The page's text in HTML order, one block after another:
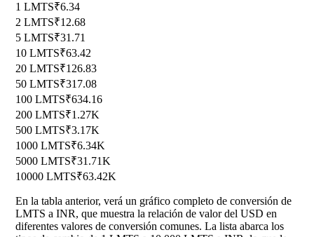
1 LMTS₹6.34
2 LMTS₹12.68
5 LMTS₹31.71
10 LMTS₹63.42
20 LMTS₹126.83
50 LMTS₹317.08
100 LMTS₹634.16
200 LMTS₹1.27K
500 LMTS₹3.17K
1000 LMTS₹6.34K
5000 LMTS₹31.71K
10000 LMTS₹63.42K
En la tabla anterior, verá un gráfico completo de conversión de
LMTS a INR, que muestra la relación de valor del USD en
diferentes valores de conversión comunes. La lista abarca los